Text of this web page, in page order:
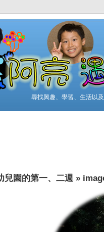
尋找興趣、學習、生活以
兒園的第一、二週 »